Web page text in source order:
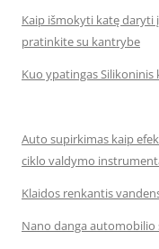
Kaip išmokyti katę daryti
pratinkite su kantrybe
Kuo ypatingas Silikoninis
Auto supirkimas kaip
ciklo valdymo
Klaidos renkantis
Nano danga automobilio